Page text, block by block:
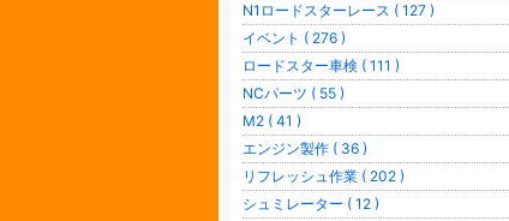
N1ロードスターレース ( 127 )
イベント ( 276 )
ロードスター車検 ( 111 )
NCパーツ ( 55 )
M2 ( 41 )
エンジン製作 ( 36 )
リフレッシュ作業 ( 202 )
シュミレーター ( 12 )